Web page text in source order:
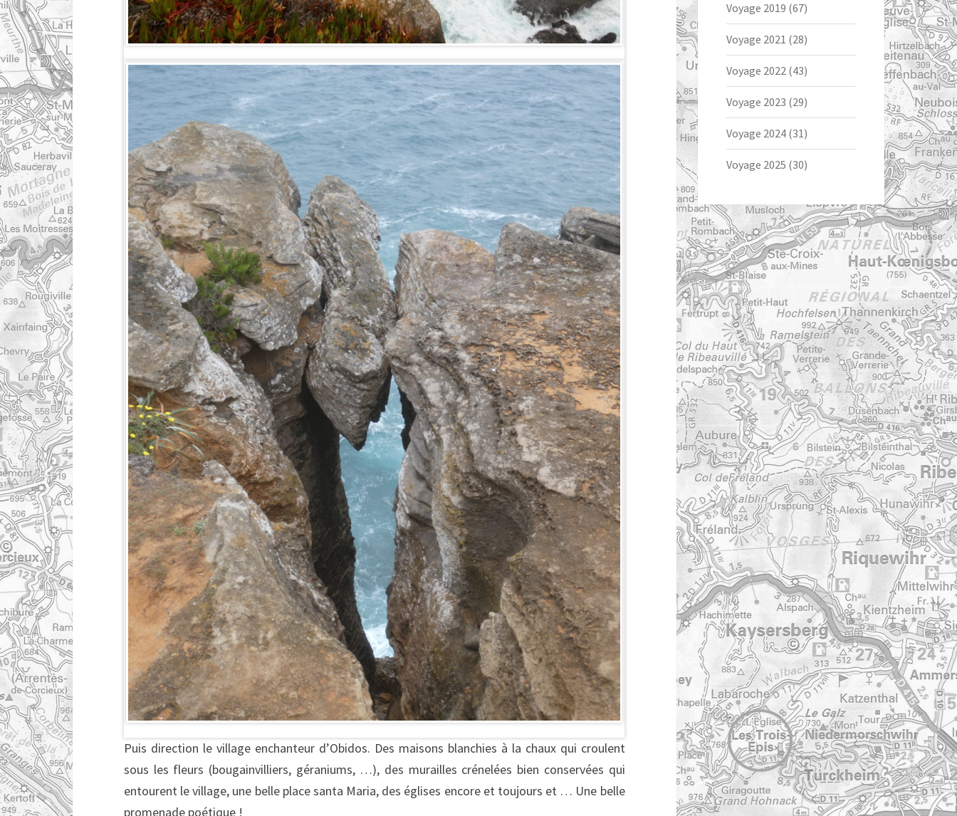
Puis direction le village enchanteur d’Obidos. Des maisons blanchies à la chaux qui croulent
sous les fleurs (bougainvilliers, géraniums, …), des murailles crénelées bien conservées qui
entourent le village, une belle place santa Maria, des églises encore et toujours et … Une belle
promenade poétique !
Voyage 2019 (67)
Voyage 2021 (28)
Voyage 2022(43)
Voyage 2023 (29)
Voyage 2024(31)
Voyage 2025 (30)